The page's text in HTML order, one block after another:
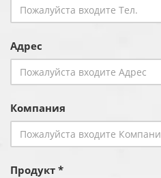
Адрес
Компания
Продукт *